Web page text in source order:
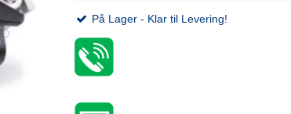
På Lager - Klar til Levering!